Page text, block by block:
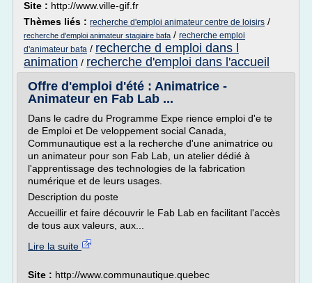
Site : http://www.ville-gif.fr
Thèmes liés : recherche d'emploi animateur centre de loisirs /
recherche d'emploi animateur stagiaire bafa / recherche emploi
d'animateur bafa / recherche d emploi dans l
animation / recherche d'emploi dans l'accueil
Offre d'emploi d'été : Animatrice -
Animateur en Fab Lab ...
Dans le cadre du Programme Expe rience emploi d'e te
de Emploi et De veloppement social Canada,
Communautique est a la recherche d'une animatrice ou
un animateur pour son Fab Lab, un atelier dédié à
l'apprentissage des technologies de la fabrication
numérique et de leurs usages.
Description du poste
Accueillir et faire découvrir le Fab Lab en facilitant l'accès
de tous aux valeurs, aux...
Lire la suite
Site : http://www.communautique.quebec